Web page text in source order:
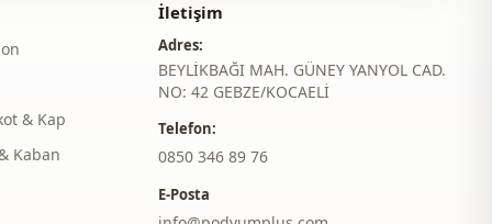
& Kap
Kaban
İletişim
Adres:
BEYLİKBAĞI MAH. GÜNEY YANYOL CAD.
NO: 42 GEBZE/KOCAELİ
Telefon:
‎0850 346 89 76
E-Posta